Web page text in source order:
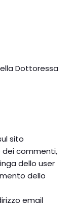
Dottoressa
sito
commenti,
dello user
dello
email